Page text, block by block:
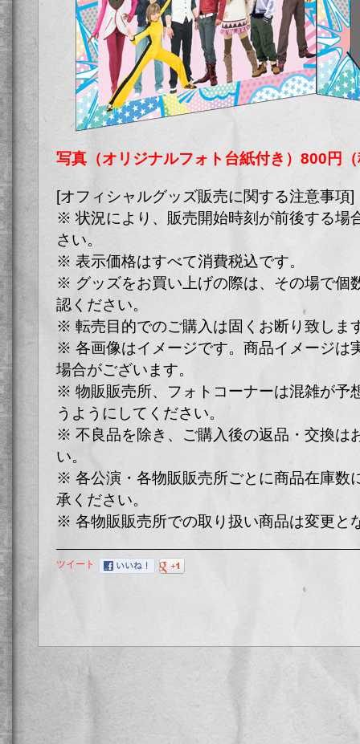
写真（オリジナルフォト台紙付き）800円
[オフィシャルグッズ販売に関する注意事項]
※ 状況により、販売開始時刻が前後する場
さい。
※ 表示価格はすべて消費税込です。
※ グッズをお買い上げの際は、その場で個
認ください。
※ 転売目的でのご購入は固くお断り致しま
※ 各画像はイメージです。商品イメージは
場合がございます。
※ 物販販売所、フォトコーナーは混雑が予
うようにしてください。
※ 不良品を除き、ご購入後の返品・交換は
い。
※ 各公演・各物販販売所ごとに商品在庫数
承ください。
※ 各物販販売所での取り扱い商品は変更と
ツイート